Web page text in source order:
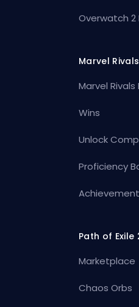
Overwatch 2
Marvel Rivals
Marvel
Wins
Unlock
Proficiency
Path of Exile
Marketplace
Chaos Orbs